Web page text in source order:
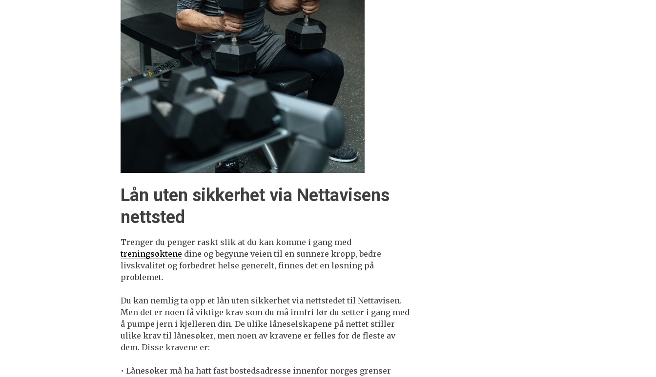
Lån uten sikkerhet via Nettavisens
nettsted
Trenger du penger raskt slik at du kan komme i gang med
treningsøktene dine og begynne veien til en sunnere kropp, bedre
livskvalitet og forbedret helse generelt, finnes det en løsning på
problemet.
Du kan nemlig ta opp et lån uten sikkerhet via nettstedet til Nettavisen.
Men det er noen få viktige krav som du må innfri før du setter i gang med
å pumpe jern i kjelleren din. De ulike låneselskapene på nettet stiller
ulike krav til lånesøker, men noen av kravene er felles for de fleste av
dem. Disse kravene er:
• Lånesøker må ha hatt fast bostedsadresse innenfor norges grenser